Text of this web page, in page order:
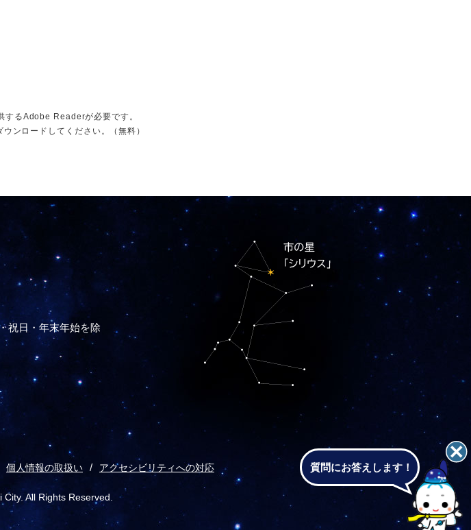
するAdobe Readerが必要です。
ンロードしてください。（無料）
祝日・年末年始を除
個人情報の取扱い アクセシビリティへの対応
All Rights Reserved.
質問にお答えします！